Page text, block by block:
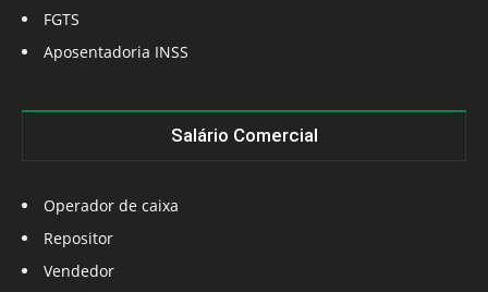
FGTS
Aposentadoria INSS
Salário Comercial
Operador de caixa
Repositor
Vendedor